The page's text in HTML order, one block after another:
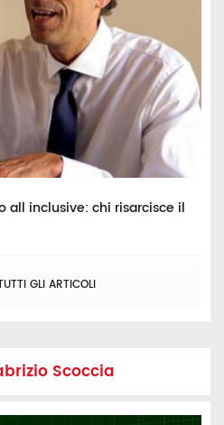
all inclusive: chi risarcisce il
GLI ARTICOLI
Scoccia